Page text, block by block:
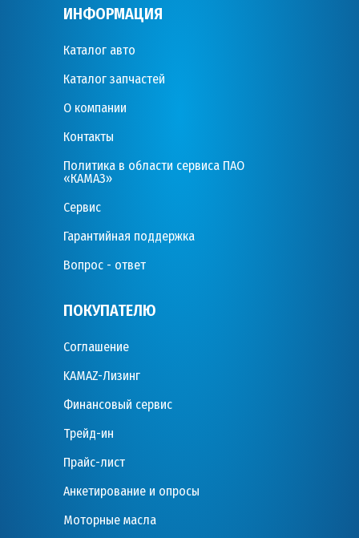
ИНФОРМАЦИЯ
Каталог авто
Каталог запчастей
О компании
Контакты
Политика в области сервиса ПАО
«КАМАЗ»
Сервис
Гарантийная поддержка
Вопрос - ответ
ПОКУПАТЕЛЮ
Соглашение
KAMAZ-Лизинг
Финансовый сервис
Трейд-ин
Прайс-лист
Анкетирование и опросы
Моторные масла